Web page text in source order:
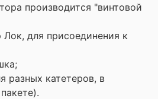
производится "винтовой
Лок, для присоединения к
разных катетеров, в